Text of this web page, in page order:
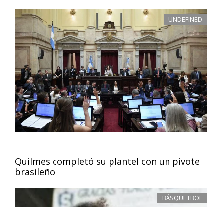
UNDEFINED
Quilmes completó su plantel con un pivote
brasileño
BÁSQUETBOL